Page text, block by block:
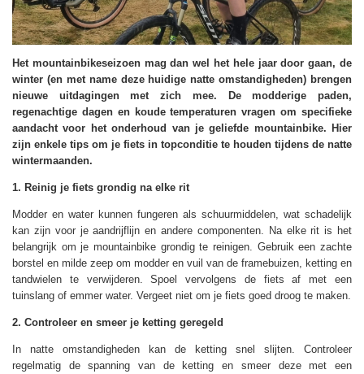
Het mountainbikeseizoen mag dan wel het hele jaar door gaan, de
winter (en met name deze huidige natte omstandigheden) brengen
nieuwe uitdagingen met zich mee. De modderige paden,
regenachtige dagen en koude temperaturen vragen om specifieke
aandacht voor het onderhoud van je geliefde mountainbike. Hier
zijn enkele tips om je fiets in topconditie te houden tijdens de natte
wintermaanden.
1. Reinig je fiets grondig na elke rit
Modder en water kunnen fungeren als schuurmiddelen, wat schadelijk
kan zijn voor je aandrijflijn en andere componenten. Na elke rit is het
belangrijk om je mountainbike grondig te reinigen. Gebruik een zachte
borstel en milde zeep om modder en vuil van de framebuizen, ketting en
tandwielen te verwijderen. Spoel vervolgens de fiets af met een
tuinslang of emmer water. Vergeet niet om je fiets goed droog te maken.
2. Controleer en smeer je ketting geregeld
In natte omstandigheden kan de ketting snel slijten. Controleer
regelmatig de spanning van de ketting en smeer deze met een